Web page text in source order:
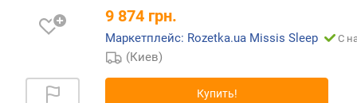
Б
о
9 874 грн.
Маркетплейс: Rozetka.ua Missis Sleep С
(Киев)
Купить!